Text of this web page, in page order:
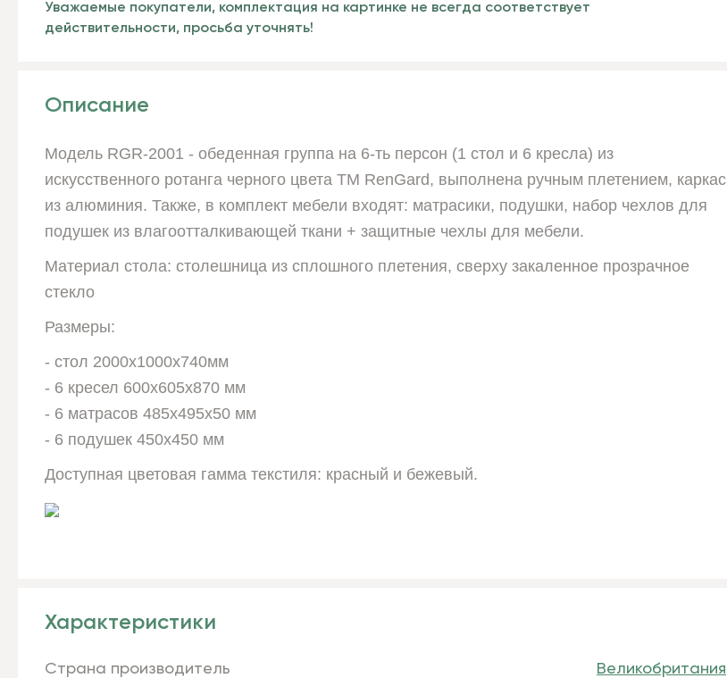
Уважаемые покупатели, комплектация на картинке не всегда соответствует
действительности, просьба уточнять!
Описание
Модель RGR-2001 - обеденная группа на 6-ть персон (1 стол и 6 кресла) из
искусственного ротанга черного цвета ТМ RenGard, выполнена ручным плетением, каркас
из алюминия. Также, в комплект мебели входят: матрасики, подушки, набор чехлов для
подушек из влагоотталкивающей ткани + защитные чехлы для мебели.
Материал стола: столешница из сплошного плетения, сверху закаленное прозрачное
стекло
Размеры:
- стол 2000х1000х740мм
- 6 кресел 600х605х870 мм
- 6 матрасов 485х495х50 мм
- 6 подушек 450х450 мм
Доступная цветовая гамма текстиля: красный и бежевый.
Характеристики
Страна производитель Великобритания